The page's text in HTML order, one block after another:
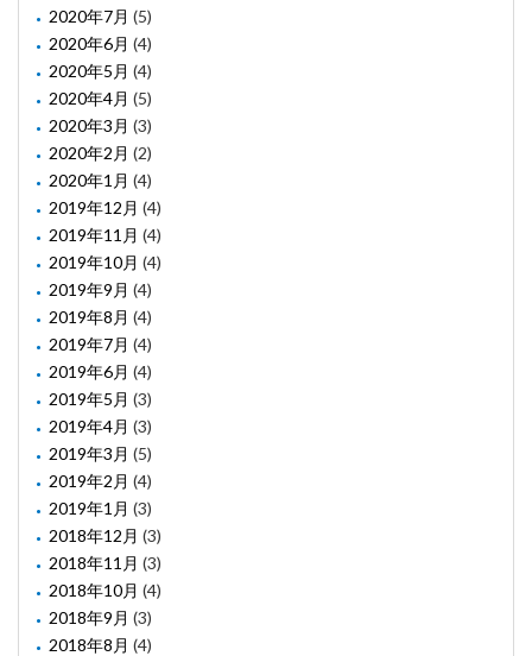
2020年7月 (5)
2020年6月 (4)
2020年5月 (4)
2020年4月 (5)
2020年3月 (3)
2020年2月 (2)
2020年1月 (4)
2019年12月 (4)
2019年11月 (4)
2019年10月 (4)
2019年9月 (4)
2019年8月 (4)
2019年7月 (4)
2019年6月 (4)
2019年5月 (3)
2019年4月 (3)
2019年3月 (5)
2019年2月 (4)
2019年1月 (3)
2018年12月 (3)
2018年11月 (3)
2018年10月 (4)
2018年9月 (3)
2018年8月 (4)